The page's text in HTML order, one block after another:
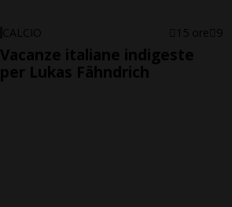
CALCIO 15 ore 9
Vacanze italiane indigeste
per Lukas Fähndrich